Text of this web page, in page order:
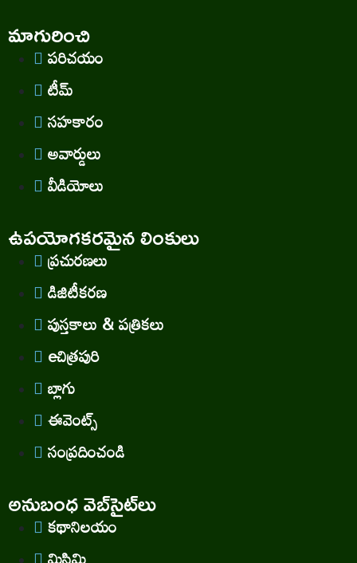
మాగురించి
పరిచయం
టీమ్
సహకారం
అవార్డులు
వీడియోలు
ఉపయోగకరమైన లింకులు
ప్రచురణలు
డిజిటీకరణ
పుస్తకాలు & పత్రికలు
eచిత్రపురి
బ్లాగు
ఈవెంట్స్
సంప్రదించండి
అనుబంధ వెబ్‌సైట్‌లు
కథానిలయం